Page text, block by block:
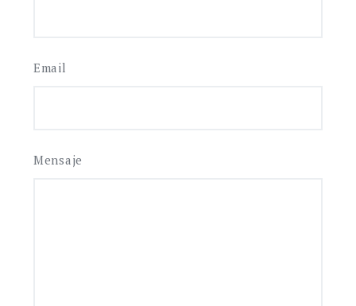
Email
Mensaje